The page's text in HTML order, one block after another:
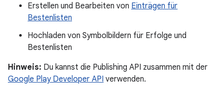
Erstellen und Bearbeiten von Einträgen für
Bestenlisten
Hochladen von Symbolbildern für Erfolge und
Bestenlisten
Hinweis: Du kannst die Publishing API zusammen mit der
Google Play Developer API verwenden.